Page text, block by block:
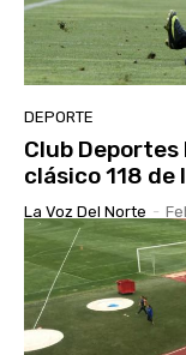
DEPORTE
Club Deportes
clásico 118 de
La Voz Del Norte -